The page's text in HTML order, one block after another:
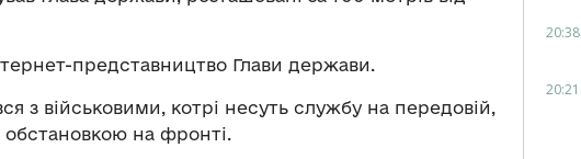
представництво Глави держави.
з військовими, котрі несуть службу на передовій,
на фронті.
20:38
20:21